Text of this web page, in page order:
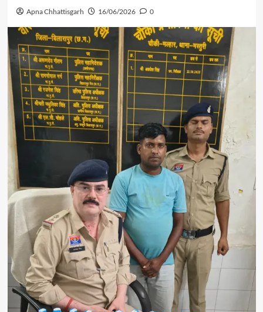
Apna Chhattisgarh 16/06/2026 0